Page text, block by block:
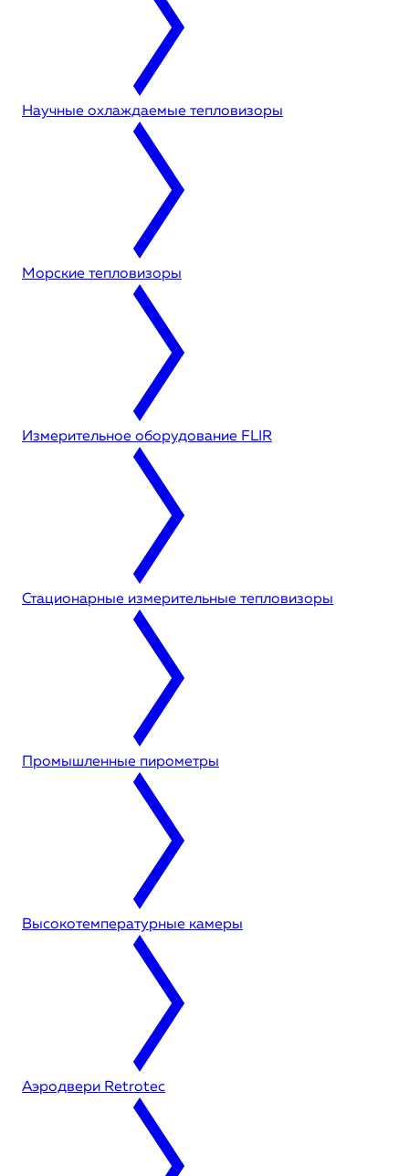
Научные охлаждаемые тепловизоры
Морские тепловизоры
Измерительное оборудование FLIR
Стационарные измерительные тепловизоры
Промышленные пирометры
Высокотемпературные камеры
Аэродвери Retrotec